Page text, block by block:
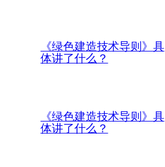
《绿色建造技术导则》具
体讲了什么？
《绿色建造技术导则》具
体讲了什么？